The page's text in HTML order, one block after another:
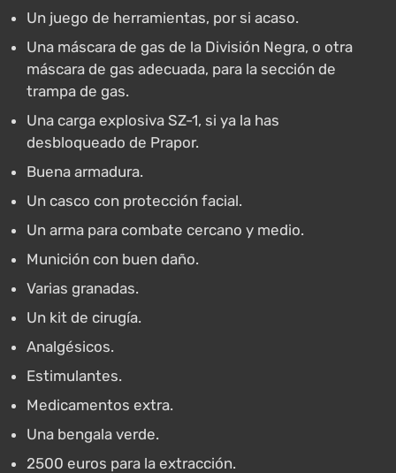
Un juego de herramientas, por si acaso.
Una máscara de gas de la División Negra, o otra
máscara de gas adecuada, para la sección de
trampa de gas.
Una carga explosiva SZ-1, si ya la has
desbloqueado de Prapor.
Buena armadura.
Un casco con protección facial.
Un arma para combate cercano y medio.
Munición con buen daño.
Varias granadas.
Un kit de cirugía.
Analgésicos.
Estimulantes.
Medicamentos extra.
Una bengala verde.
2500 euros para la extracción.